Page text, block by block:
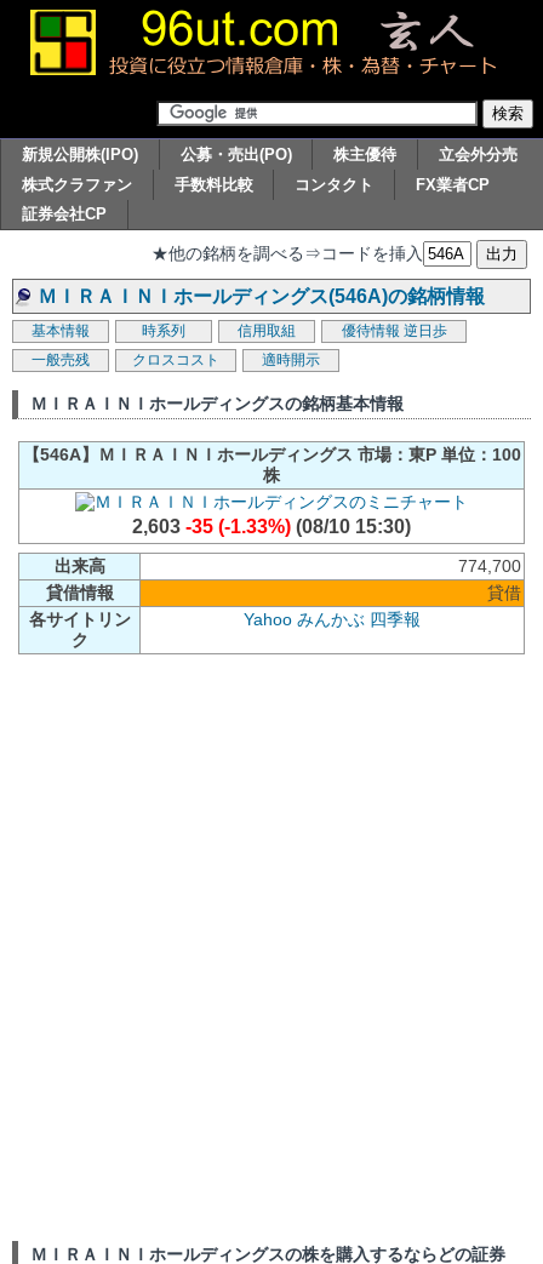
新規公開株(IPO) 公募・売出(PO) 株主優待
立会外分売
株式クラファン
手数料比較 コンタクト
FX業者CP
証券会社CP
★他の銘柄を調べる⇒コードを挿入
ＭＩＲＡＩＮＩホールディングス(546A)の銘柄情報
基本情報 時系列 信用取組 優待情報 逆日歩
一般売残
クロスコスト 適時開示
ＭＩＲＡＩＮＩホールディングスの銘柄基本情報
【546A】ＭＩＲＡＩＮＩホールディングス 市場：東P 単位：100
株
2,603 -35 (-1.33%) (08/10 15:30)
出来高
774,700
貸借情報
貸借
各サイトリン
ク
Yahoo みんかぶ 四季報
ＭＩＲＡＩＮＩホールディングスの株を購入するならどの証券